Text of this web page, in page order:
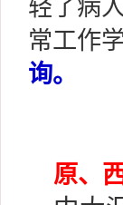
轻了病
常工作学
询。
原、